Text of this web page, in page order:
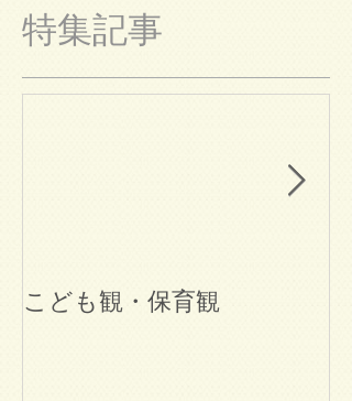
特集記事
こども観・保育観